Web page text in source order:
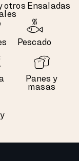
otros Ensaladas
Pescado
Panes y
masas